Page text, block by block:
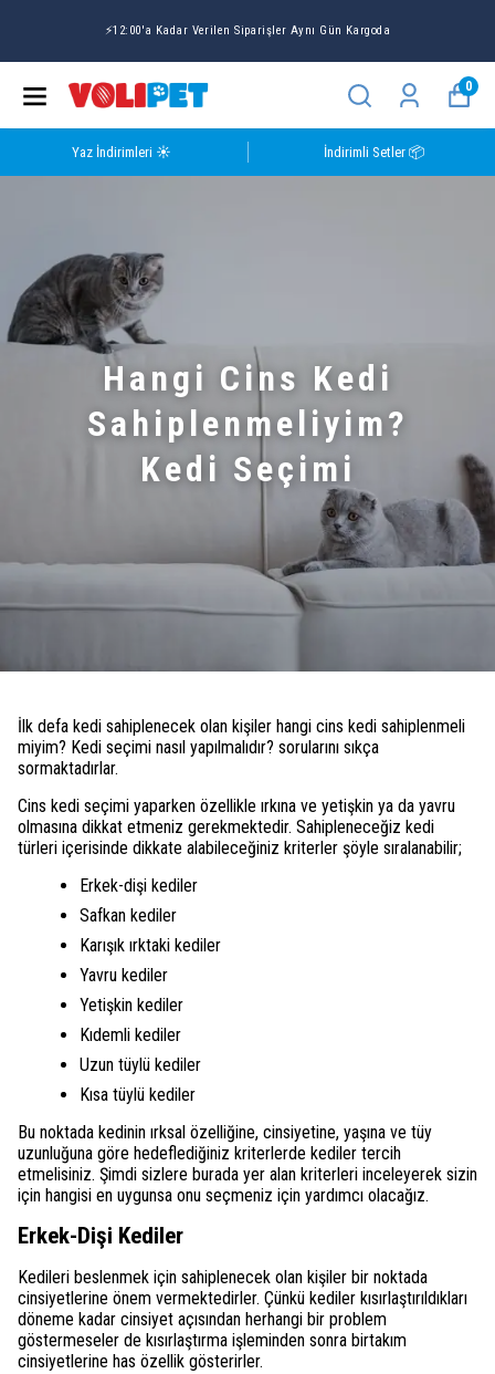
⚡12:00'a Kadar Verilen Siparişler Aynı Gün Kargoda
0
Yaz İndirimleri ☀️ İndirimli Setler 📦
Hangi Cins Kedi
Sahiplenmeliyim?
Kedi Seçimi
İlk defa kedi sahiplenecek olan kişiler hangi cins kedi sahiplenmeli
miyim? Kedi seçimi nasıl yapılmalıdır? sorularını sıkça
sormaktadırlar.
Cins kedi seçimi yaparken özellikle ırkına ve yetişkin ya da yavru
olmasına dikkat etmeniz gerekmektedir. Sahipleneceğiz kedi
türleri içerisinde dikkate alabileceğiniz kriterler şöyle sıralanabilir;
Erkek-dişi kediler
Safkan kediler
Karışık ırktaki kediler
Yavru kediler
Yetişkin kediler
Kıdemli kediler
Uzun tüylü kediler
Kısa tüylü kediler
Bu noktada kedinin ırksal özelliğine, cinsiyetine, yaşına ve tüy
uzunluğuna göre hedeflediğiniz kriterlerde kediler tercih
etmelisiniz. Şimdi sizlere burada yer alan kriterleri inceleyerek sizin
için hangisi en uygunsa onu seçmeniz için yardımcı olacağız.
Erkek-Dişi Kediler
Kedileri beslenmek için sahiplenecek olan kişiler bir noktada
cinsiyetlerine önem vermektedirler. Çünkü kediler kısırlaştırıldıkları
döneme kadar cinsiyet açısından herhangi bir problem
göstermeseler de kısırlaştırma işleminden sonra birtakım
cinsiyetlerine has özellik gösterirler.